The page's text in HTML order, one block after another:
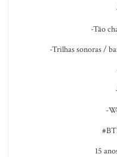
-Tão
-Trilhas sonoras /
-
15